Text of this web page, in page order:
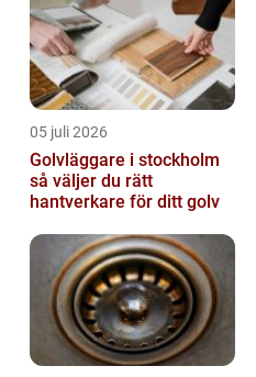
05 juli 2026
Golvläggare i stockholm
så väljer du rätt
hantverkare för ditt golv